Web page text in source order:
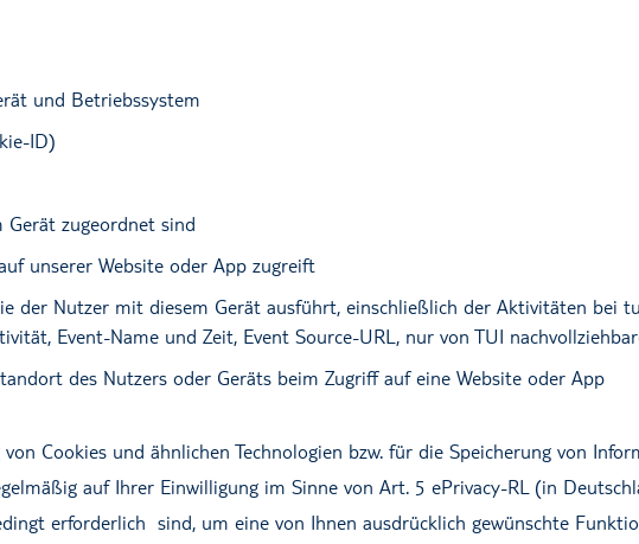
und Betriebssystem
ID)
Gerät zugeordnet sind
unserer Website oder App zugreift
der Nutzer mit diesem Gerät ausführt, einschließlich der Aktivitäten bei
Event-Name und Zeit, Event Source-URL, nur von TUI
des Nutzers oder Geräts beim Zugriff auf eine Website oder App
Cookies und ähnlichen Technologien bzw. für die Speicherung von
auf Ihrer Einwilligung im Sinne von Art. 5 ePrivacy-RL (in
erforderlich sind, um eine von Ihnen ausdrücklich gewünschte